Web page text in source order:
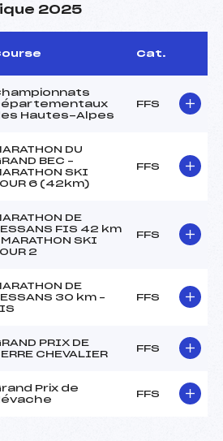
2025
Cat.
Hautes-Alpes
FFS
DU
BEC –
SKI
6 (42km)
FFS
DE
FIS 42 km
MARATHON SKI
2
FFS
DE
30 km –
FFS
PRIX DE
CHEVALIER
FFS
Prix de
FFS